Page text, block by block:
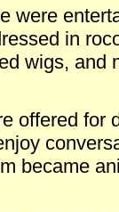
were
in
wigs, and
offered for
became